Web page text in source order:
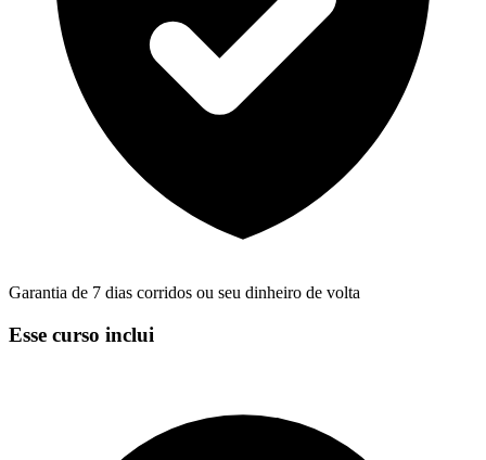
Garantia de 7 dias corridos ou seu dinheiro de volta
Esse curso inclui